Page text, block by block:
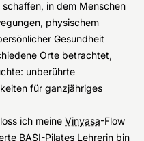
in dem Menschen
physischem
Gesundheit
Orte betrachtet,
unberührte
für ganzjähriges
ich meine Vinyasa-Flow
BASI-Pilates Lehrerin bin